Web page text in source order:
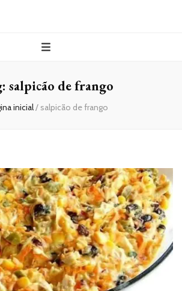
salpicão de frango
inicial/ salpicão de frango